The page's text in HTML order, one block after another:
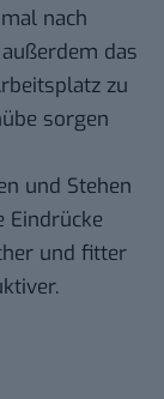
nach
das
zu
sorgen
und Stehen
Eindrücke
und fitter